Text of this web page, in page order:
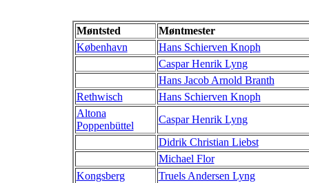
Møntsted
Møntmester
København
Hans Schierven Knoph
Caspar Henrik Lyng
Hans Jacob Arnold Branth
Rethwisch
Hans Schierven Knoph
Altona
Poppenbüttel
Caspar Henrik Lyng
Didrik Christian Liebst
Michael Flor
Kongsberg
Truels Andersen Lyng